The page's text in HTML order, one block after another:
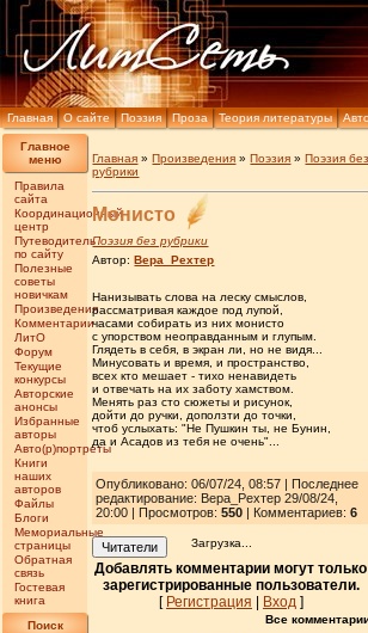
Главная О сайте Поэзия Проза Теория литературы
Главное
меню
Правила
сайта
Координационный
центр
Путеводитель
по сайту
Полезные
советы
новичкам
Произведения
Комментарии
ЛитО
Форум
Текущие
конкурсы
Авторские
анонсы
Избранные
авторы
Авто(р)портреты
Книги
наших
авторов
Файлы
Блоги
Мемориальные
страницы
Обратная
связь
Гостевая
книга
Поиск
Главная »Произведения »Поэзия »Поэзия без
рубрики
Mонисто
Поэзия без рубрики
Автор:Вера_Рехтер
Нанизывать слова на леску смыслов,
рассматривая каждое под лупой,
часами собирать из них монисто
с упорством неоправданным и глупым.
Глядеть в себя, в экран ли, но не видя...
Минусовать и время, и пространство,
всех кто мешает - тихо ненавидеть
и отвечать на их заботу хамством.
Менять раз сто сюжеты и рисунок,
дойти до ручки, доползти до точки,
чтоб услыхать: "Не Пушкин ты, не Бунин,
да и Асадов из тебя не очень"...
Опубликовано: 06/07/24, 08:57 | Последнее
редактирование: Вера_Рехтер 29/08/24,
20:00 | Просмотров: 550| Комментариев: 6
Читатели Загрузка...
Добавлять комментарии могут только
зарегистрированные пользователи.
[ Регистрация Вход]
Все